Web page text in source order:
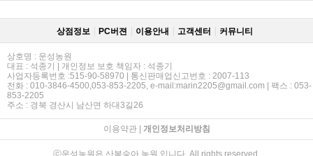
상점정보 PC버젼 이용안내 고객센터 커뮤니티
상호명 : 운성농원
대표 : 석종기 | 개인정보 보호 책임자 : 석종기
사업자등록번호 :515-90-58970 | 통신판매업신고번호 : 2007-113
전화 : 010-3846-4500,053-853-2205, e-mail:marin2205@gmail.com | 팩스 : 053-
853-2205
주소 : 경북 경산시 남산면 하대3길26
이용약관| 개인정보처리방침
ⓒ운성농원은 산복숭아 농원 입니다. All rights reserved.